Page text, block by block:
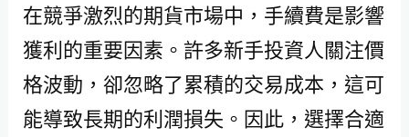
在競爭激烈的期貨市場中，手續費是影響
獲利的重要因素。許多新手投資人關注價
格波動，卻忽略了累積的交易成本，這可
能導致長期的利潤損失。因此，選擇合適